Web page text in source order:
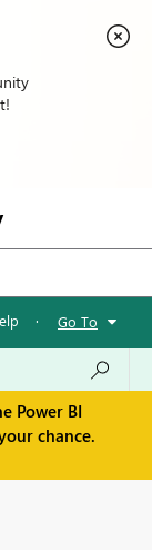
· Go To
Power BI
chance.